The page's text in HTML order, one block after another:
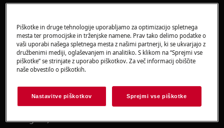
obutev.
Upoštevajte, da lahko samopopravljanje ali
nestrokovno popravilo povzroči varnostne posledice,
če ni pravilno izvedeno
KAKO ZAMENITI TESNILO
KORAK 1 Izvlecite tesnilo iz 4 vogalov. (Začnite z
vogala.)
Piškotke in druge tehnologije uporabljamo za optimizacijo spletnega
mesta ter promocijske in trženjske namene. Prav tako delimo podatke o
vaši uporabi našega spletnega mesta z našimi partnerji, ki se ukvarjajo z
družbenimi mediji, oglaševanjem in analitiko. S klikom na “Sprejmi vse
piškotke” se strinjate z uporabo piškotkov. Za več informacij obiščite
naše obvestilo o piškotkih.
Nastavitve piškotkov Sprejmi vse piškotke